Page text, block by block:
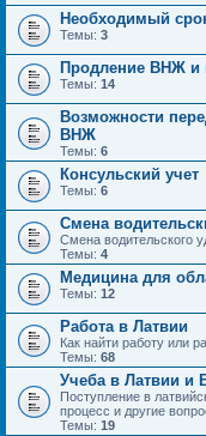
Необходимый
Темы: 3
Продление ВНЖ и
Темы: 14
Возможности
ВНЖ
Темы: 6
Консульский учет
Темы: 6
Смена
Смена водительского
Темы: 4
Медицина для
Темы: 12
Работа в Латвии
Как найти работу или
Темы: 68
Учеба в Латвии и
Поступление в
процесс и другие
Темы: 19